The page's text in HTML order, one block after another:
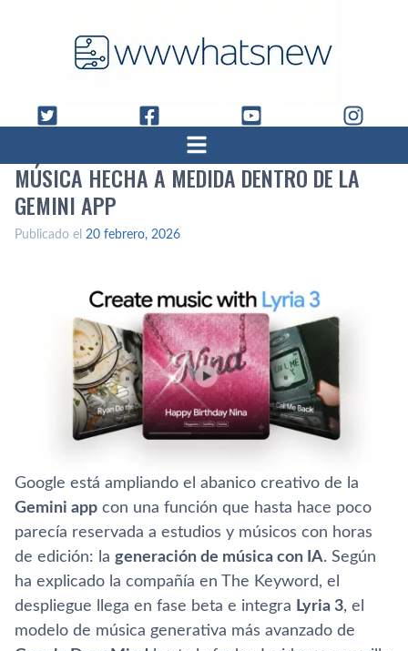
MÚSICA HECHA A MEDIDA DENTRO DE LA
GEMINI APP
Publicado el 20 febrero, 2026
Google está ampliando el abanico creativo de la
Gemini app con una función que hasta hace poco
parecía reservada a estudios y músicos con horas
de edición: la generación de música con IA. Según
ha explicado la compañía en The Keyword, el
despliegue llega en fase beta e integra Lyria 3, el
modelo de música generativa más avanzado de